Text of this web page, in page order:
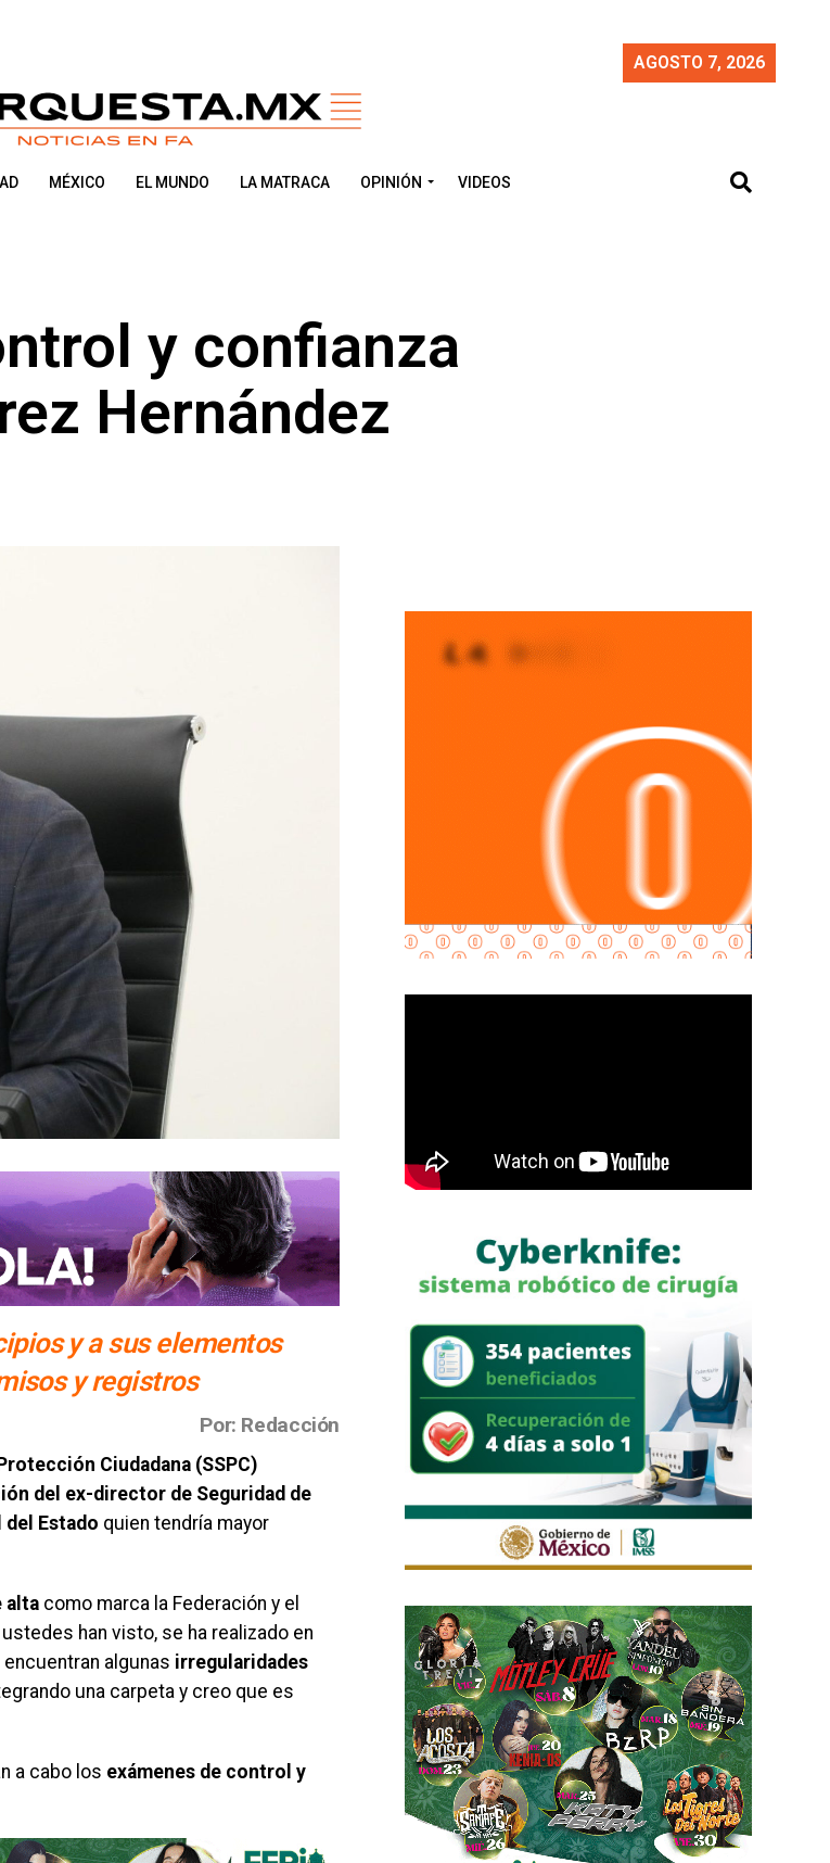
AGOSTO 7, 2026
MÉXICO EL MUNDO LA MATRACA OPINIÓN VIDEOS
y confianza
Hernández
y a sus elementos
y registros
Por: Redacción
Ciudadana (SSPC)
del ex-director de Seguridad de
del Estado quien tendría mayor
alta como marca la Federación y el
han visto, se ha realizado en
algunas irregularidades
una carpeta y creo que es
a cabo los exámenes de control y